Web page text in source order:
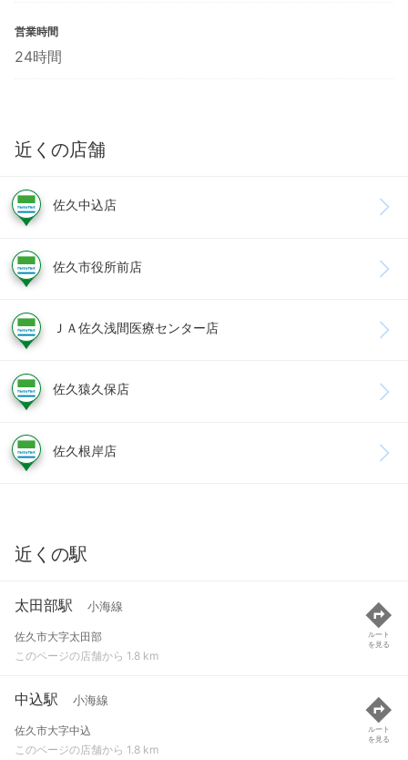
営業時間
24時間
近くの店舗
佐久中込店
佐久市役所前店
ＪＡ佐久浅間医療センター店
佐久猿久保店
佐久根岸店
近くの駅
太田部駅 小海線
佐久市大字太田部
このページの店舗から 1.8 km
ルート
を見る
中込駅 小海線
佐久市大字中込
このページの店舗から 1.8 km
ルート
を見る